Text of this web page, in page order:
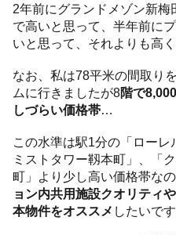
2年前にグランドメゾン新
で高いと思って、半年前に
いと思って、それよりも高
なお、私は78平米の間取り
ムに行きましたが8階で
しづらい価格帯…
この水準は駅1分の「ロー
ミストタワー靱本町」、「
町」より少し高い価格帯な
ョン内共用施設クオリティ
本物件をオススメ したいです